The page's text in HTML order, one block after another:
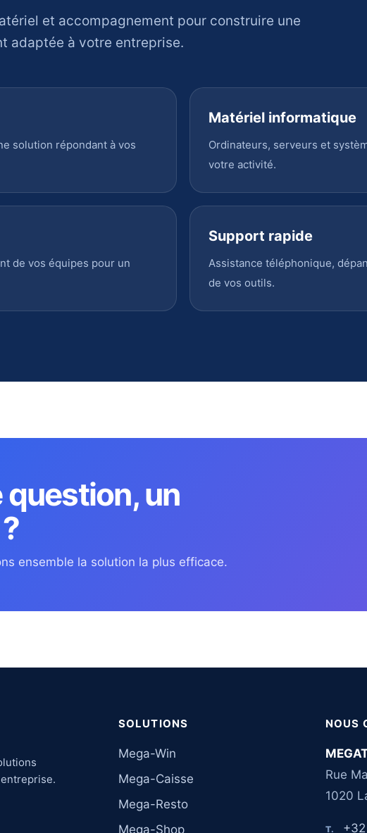
et accompagnement pour construire une
adaptée à votre entreprise.
solution répondant à vos
Matériel informatique
Ordinateurs, serveurs et
votre activité.
de vos équipes pour un
Support rapide
Assistance téléphonique,
de vos outils.
question, un
ensemble la solution la plus efficace.
SOLUTIONS
Mega-Win
Mega-Caisse
Mega-Resto
Mega-Shop
NOUS
Rue
1020
T.